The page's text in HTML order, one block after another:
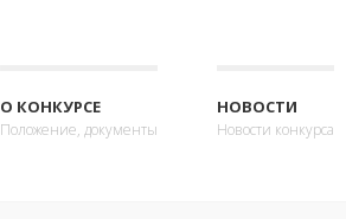
О КОНКУРСЕ
Положение, документы
НОВОСТИ
Новости конкурса